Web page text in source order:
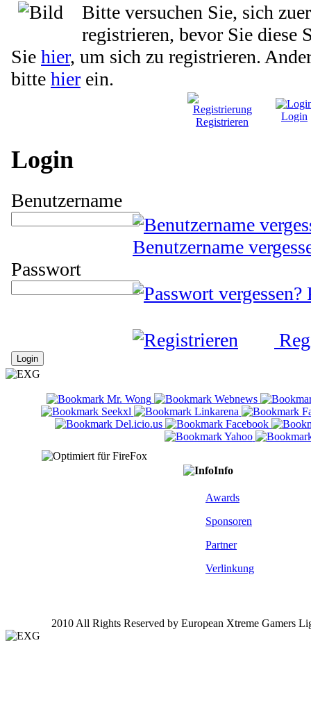
Bitte versuchen Sie, sich
registrieren, bevor Sie diese
Sie hier, um sich zu registrieren.
bitte hier ein.
Registrieren Login
Login
Benutzername
Benutzername
Passwort
Info
Awards
Sponsoren
Partner
Verlinkung
2010 All Rights Reserved by European Xtreme Gamers